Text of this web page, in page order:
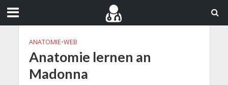
ANATOMIE•WEB
Anatomie lernen an
Madonna